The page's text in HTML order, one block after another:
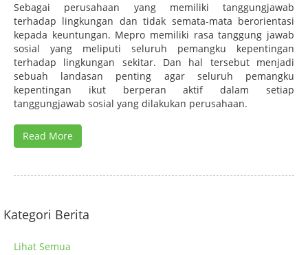
Sebagai perusahaan yang memiliki tanggungjawab
terhadap lingkungan dan tidak semata-mata berorientasi
kepada keuntungan. Mepro memiliki rasa tanggung jawab
sosial yang meliputi seluruh pemangku kepentingan
terhadap lingkungan sekitar. Dan hal tersebut menjadi
sebuah landasan penting agar seluruh pemangku
kepentingan ikut berperan aktif dalam setiap
tanggungjawab sosial yang dilakukan perusahaan.
Read More
Kategori Berita
Lihat Semua